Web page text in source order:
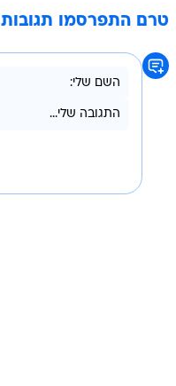
טרם התפרסמו תגובות